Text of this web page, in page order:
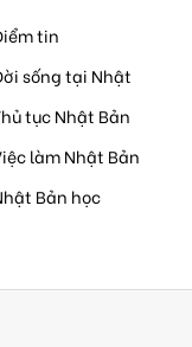
tin
sống tại Nhật
tục Nhật Bản
làm Nhật Bản
Bản học